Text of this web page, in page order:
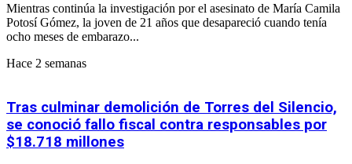
Mientras continúa la investigación por el asesinato de María Camila
Potosí Gómez, la joven de 21 años que desapareció cuando tenía
ocho meses de embarazo...
Hace 2 semanas
Tras culminar demolición de Torres del Silencio,
se conoció fallo fiscal contra responsables por
$18.718 millones